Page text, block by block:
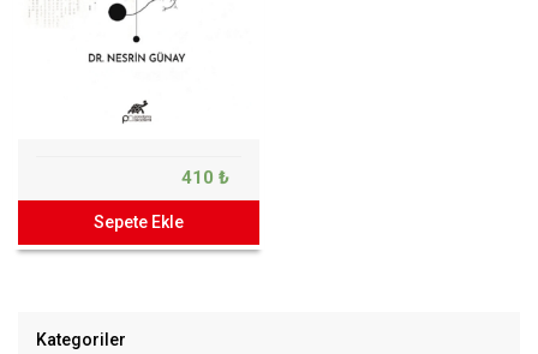
Kategoriler
410 ₺
Sepete Ekle